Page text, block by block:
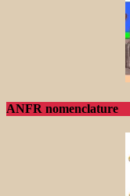
ANFR nomenclature